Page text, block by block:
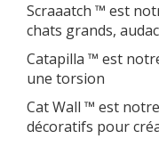
Scraaatch ™ est
chats grands,
Catapilla ™ est
une torsion
Cat Wall ™ est
décoratifs pour